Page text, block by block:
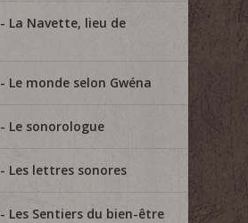
La Navette, lieu de
Le monde selon Gwéna
Le sonorologue
Les lettres sonores
Les Sentiers du bien-être